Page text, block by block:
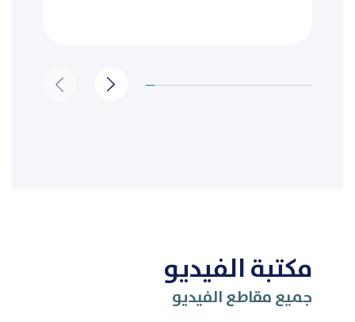
مكتبة الفيديو
جميع مقاطع الفيديو